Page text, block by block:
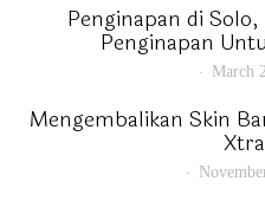
Penginapan di
Penginapan
March
Mengembalikan Skin